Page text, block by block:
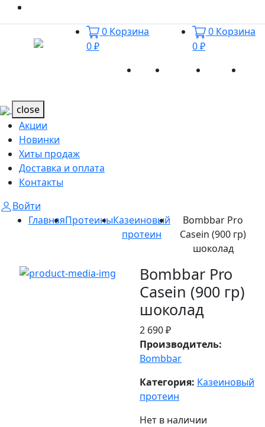
0 Корзина
0 ₽
0 Корзина
0 ₽
Акции Новинки
close
Акции
Новинки
Хиты продаж
Доставка и оплата
Контакты
Войти
ГлавнаяПротеиныКазеиновый
протеин
Bombbar Pro
Casein (900 гр)
шоколад
Bombbar Pro
Casein (900 гр)
шоколад
2 690 ₽
Производитель:
Bombbar
Категория: Казеиновый
протеин
Нет в наличии